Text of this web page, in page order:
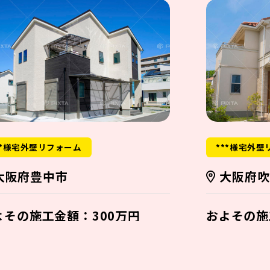
宅外壁リフォーム
阪府豊中市
その施工金額：300万円
***様宅外壁
大阪府
およその